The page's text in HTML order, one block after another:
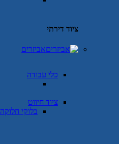
ציוד דירתי
אביזרים
כלי עבודה
ציוד חיווט
בלוקי חלוקה